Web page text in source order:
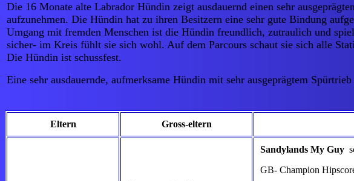
Die 16 Monate alte Labrador Hündin zeigt ausdauernd einen sehr
aufzunehmen. Die Hündin hat zu ihren Besitzern eine sehr gute Bindung
Umgang mit fremden Menschen ist die Hündin freundlich, zutraulich und
sicher- im Kreis fühlt sie sich wohl. Auf dem Parcours schaut sie sich alle
Die Hündin ist schussfest.
Eine sehr ausdauernde, aufmerksame Hündin mit sehr ausgeprägtem
Eltern Gross-eltern
Sandylands My Guy
GB- Champion